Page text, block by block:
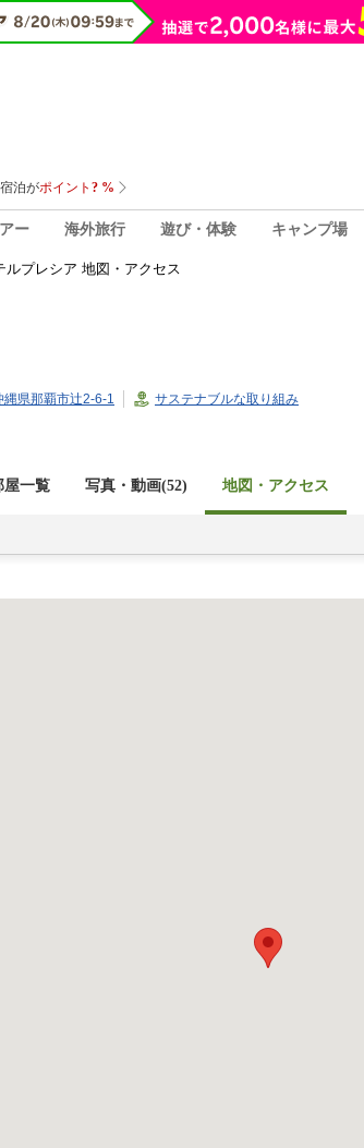
ー 海外旅行 遊び・体験 キャンプ場
ルプレシア 地図・アクセス
県那覇市辻2-6-1 サステナブルな取り組み
屋一覧 写真・動画(52) 地図・アクセス